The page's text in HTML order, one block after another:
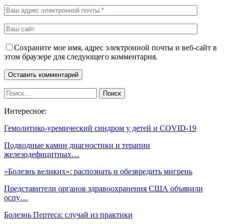
Сохраните мое имя, адрес электронной почты и веб-сайт в
этом браузере для следующего комментария.
Интересное:
Гемолитико-уремический синдром у детей и COVID-19
Подводные камни диагностики и терапии
железодефицитных…
«Болезнь великих»: распознать и обезвредить мигрень
Представители органов здравоохранения США объявили
оспу…
Болезнь Пертеса: случай из практики